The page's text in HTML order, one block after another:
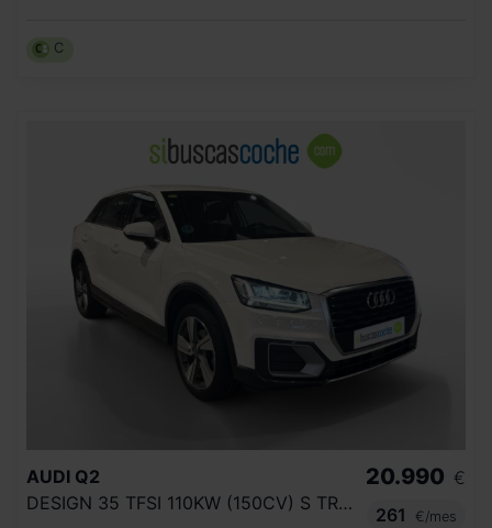
C
AUDI Q2
DESIGN 35 TFSI 110KW (150CV) S TRONIC
20.990 €
261
€/mes